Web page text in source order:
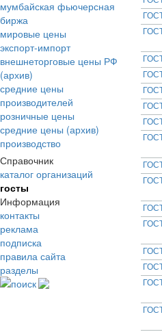
мумбайская фьючерсная
биржа
мировые цены
экспорт-импорт
внешнеторговые цены РФ
(архив)
средние цены
производителей
розничные цены
средние цены (архив)
производство
Справочник
каталог организаций
госты
Информация
контакты
реклама
подписка
правила сайта
разделы
поиск